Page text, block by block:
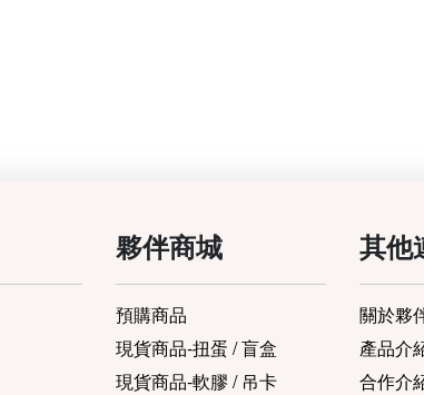
夥伴商城
預購商品
現貨商品-扭蛋 / 盲盒
現貨商品-軟膠 / 吊卡
其他
關於夥
產品介
合作介